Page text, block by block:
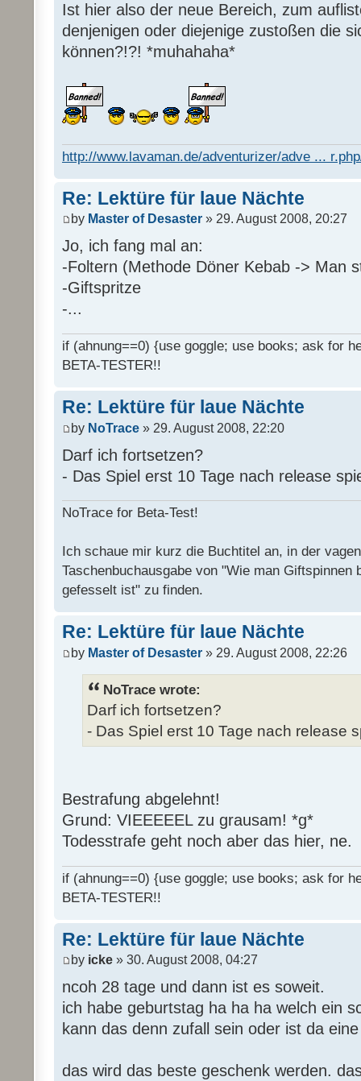
Ist hier also der neue Bereich, zum
denjenigen oder diejenige zustoßen die
können?!?! *muhahaha*
http://www.lavaman.de/adventurizer/adve ...
Re: Lektüre für laue Nächte
by Master of Desaster » 29. August 2008, 20:27
Jo, ich fang mal an:
-Foltern (Methode Döner Kebab -> Man
-Giftspritze
-...
if (ahnung==0) {use goggle; use books; ask for
BETA-TESTER!!
Re: Lektüre für laue Nächte
by NoTrace » 29. August 2008, 22:20
Darf ich fortsetzen?
- Das Spiel erst 10 Tage nach release
NoTrace for Beta-Test!
Ich schaue mir kurz die Buchtitel an, in der
Taschenbuchausgabe von "Wie man Giftspinnen
gefesselt ist" zu finden.
Re: Lektüre für laue Nächte
by Master of Desaster » 29. August 2008, 22:26
NoTrace wrote:
Darf ich fortsetzen?
- Das Spiel erst 10 Tage nach release
Bestrafung abgelehnt!
Grund: VIEEEEEL zu grausam! *g*
Todesstrafe geht noch aber das hier, ne.
if (ahnung==0) {use goggle; use books; ask for
BETA-TESTER!!
Re: Lektüre für laue Nächte
by icke » 30. August 2008, 04:27
ncoh 28 tage und dann ist es soweit.
ich habe geburtstag ha ha ha welch ein
kann das denn zufall sein oder ist da
das wird das beste geschenk werden.